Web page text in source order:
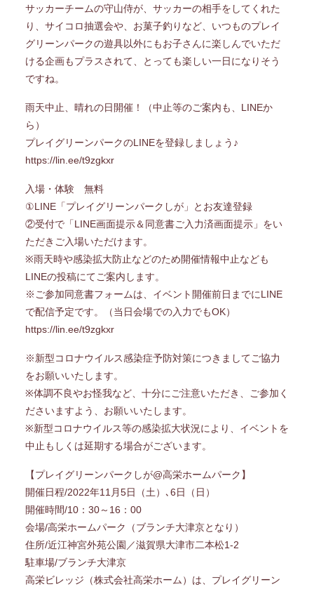
サッカーチームの守山侍が、サッカーの相手をしてくれた
り、サイコロ抽選会や、お菓子釣りなど、いつものプレイ
グリーンパークの遊具以外にもお子さんに楽しんでいただ
ける企画もプラスされて、とっても楽しい一日になりそう
ですね。
雨天中止、晴れの日開催！（中止等のご案内も、LINEか
ら）
プレイグリーンパークのLINEを登録しましょう♪
https://lin.ee/t9zgkxr
入場・体験 無料
①LINE「プレイグリーンパークしが」とお友達登録
②受付で「LINE画面提示＆同意書ご入力済画面提示」をい
ただきご入場いただけます。
※雨天時や感染拡大防止などのため開催情報中止なども
LINEの投稿にてご案内します。
※ご参加同意書フォームは、イベント開催前日までにLINE
で配信予定です。（当日会場での入力でもOK）
https://lin.ee/t9zgkxr
※新型コロナウイルス感染症予防対策につきましてご協力
をお願いいたします。
※体調不良やお怪我など、十分にご注意いただき、ご参加く
ださいますよう、お願いいたします。
※新型コロナウイルス等の感染拡大状況により、イベントを
中止もしくは延期する場合がございます。
【プレイグリーンパークしが@高栄ホームパーク】
開催日程/2022年11月5日（土）､6日（日）
開催時間/10：30～16：00
会場/高栄ホームパーク（ブランチ大津京となり）
住所/近江神宮外苑公園／滋賀県大津市二本松1-2
駐車場/ブランチ大津京
高栄ビレッジ（株式会社高栄ホーム）は、プレイグリーン